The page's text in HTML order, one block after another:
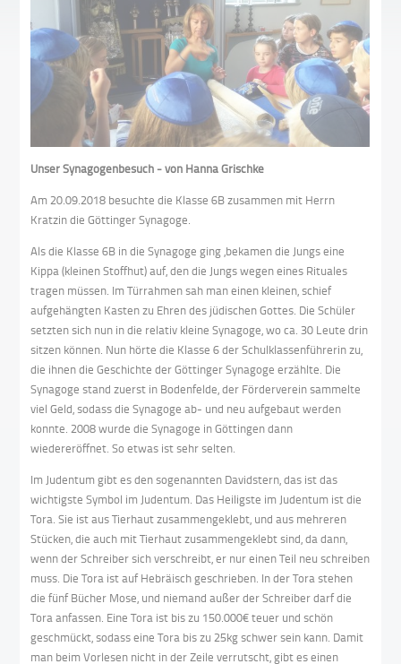
Unser Synagogenbesuch - von Hanna Grischke
Am 20.09.2018 besuchte die Klasse 6B zusammen mit Herrn
Kratzin die Göttinger Synagoge.
Als die Klasse 6B in die Synagoge ging ,bekamen die Jungs eine
Kippa (kleinen Stoffhut) auf, den die Jungs wegen eines Rituales
tragen müssen. Im Türrahmen sah man einen kleinen, schief
aufgehängten Kasten zu Ehren des jüdischen Gottes. Die Schüler
setzten sich nun in die relativ kleine Synagoge, wo ca. 30 Leute drin
sitzen können. Nun hörte die Klasse 6 der Schulklassenführerin zu,
die ihnen die Geschichte der Göttinger Synagoge erzählte. Die
Synagoge stand zuerst in Bodenfelde, der Förderverein sammelte
viel Geld, sodass die Synagoge ab- und neu aufgebaut werden
konnte. 2008 wurde die Synagoge in Göttingen dann
wiedereröffnet. So etwas ist sehr selten.
Im Judentum gibt es den sogenannten Davidstern, das ist das
wichtigste Symbol im Judentum. Das Heiligste im Judentum ist die
Tora. Sie ist aus Tierhaut zusammengeklebt, und aus mehreren
Stücken, die auch mit Tierhaut zusammengeklebt sind, da dann,
wenn der Schreiber sich verschreibt, er nur einen Teil neu schreiben
muss. Die Tora ist auf Hebräisch geschrieben. In der Tora stehen
die fünf Bücher Mose, und niemand außer der Schreiber darf die
Tora anfassen. Eine Tora ist bis zu 150.000€ teuer und schön
geschmückt, sodass eine Tora bis zu 25kg schwer sein kann. Damit
man beim Vorlesen nicht in der Zeile verrutscht, gibt es einen